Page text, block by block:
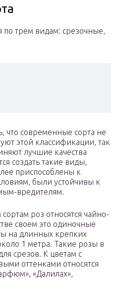
трем видам: срезочные,
что современные сорта не
этой классификации, так
лучшие качества
создать такие виды,
приспособлены к
были устойчивы к
вредителям.
роз относятся чайно-
своем это одиночные
на длинных крепких
1 метра. Такие розы в
срезов. К цветам с
оттенками относятся
«Далилах»,